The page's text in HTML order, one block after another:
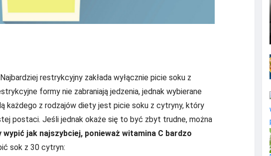
restrykcyjny zakłada wyłącznie picie soku z
formy nie zabraniają jedzenia, jednak wybierane
każdego z rodzajów diety jest picie soku z cytryny, który
postaci. Jeśli jednak okaże się to być zbyt trudne, można
wypić jak najszybciej, ponieważ witamina C bardzo
sok z 30 cytryn: